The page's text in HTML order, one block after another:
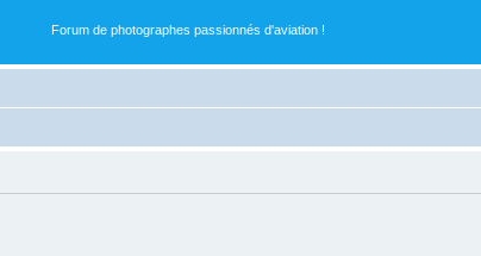
Forum de photographes passionnés d'aviation !